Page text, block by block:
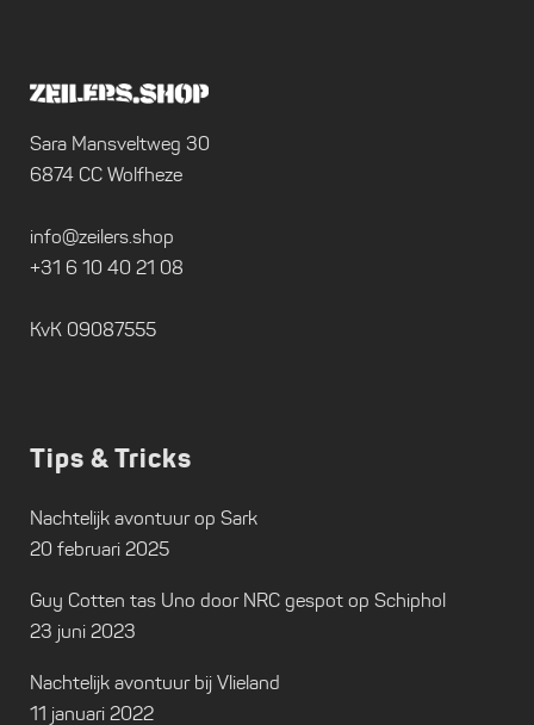
Sara Mansveltweg 30
6874 CC Wolfheze
info@zeilers.shop
+31 6 10 40 21 08
KvK 09087555
Tips & Tricks
Nachtelijk avontuur op Sark
20 februari 2025
Guy Cotten tas Uno door NRC gespot op Schiphol
23 juni 2023
Nachtelijk avontuur bij Vlieland
11 januari 2022